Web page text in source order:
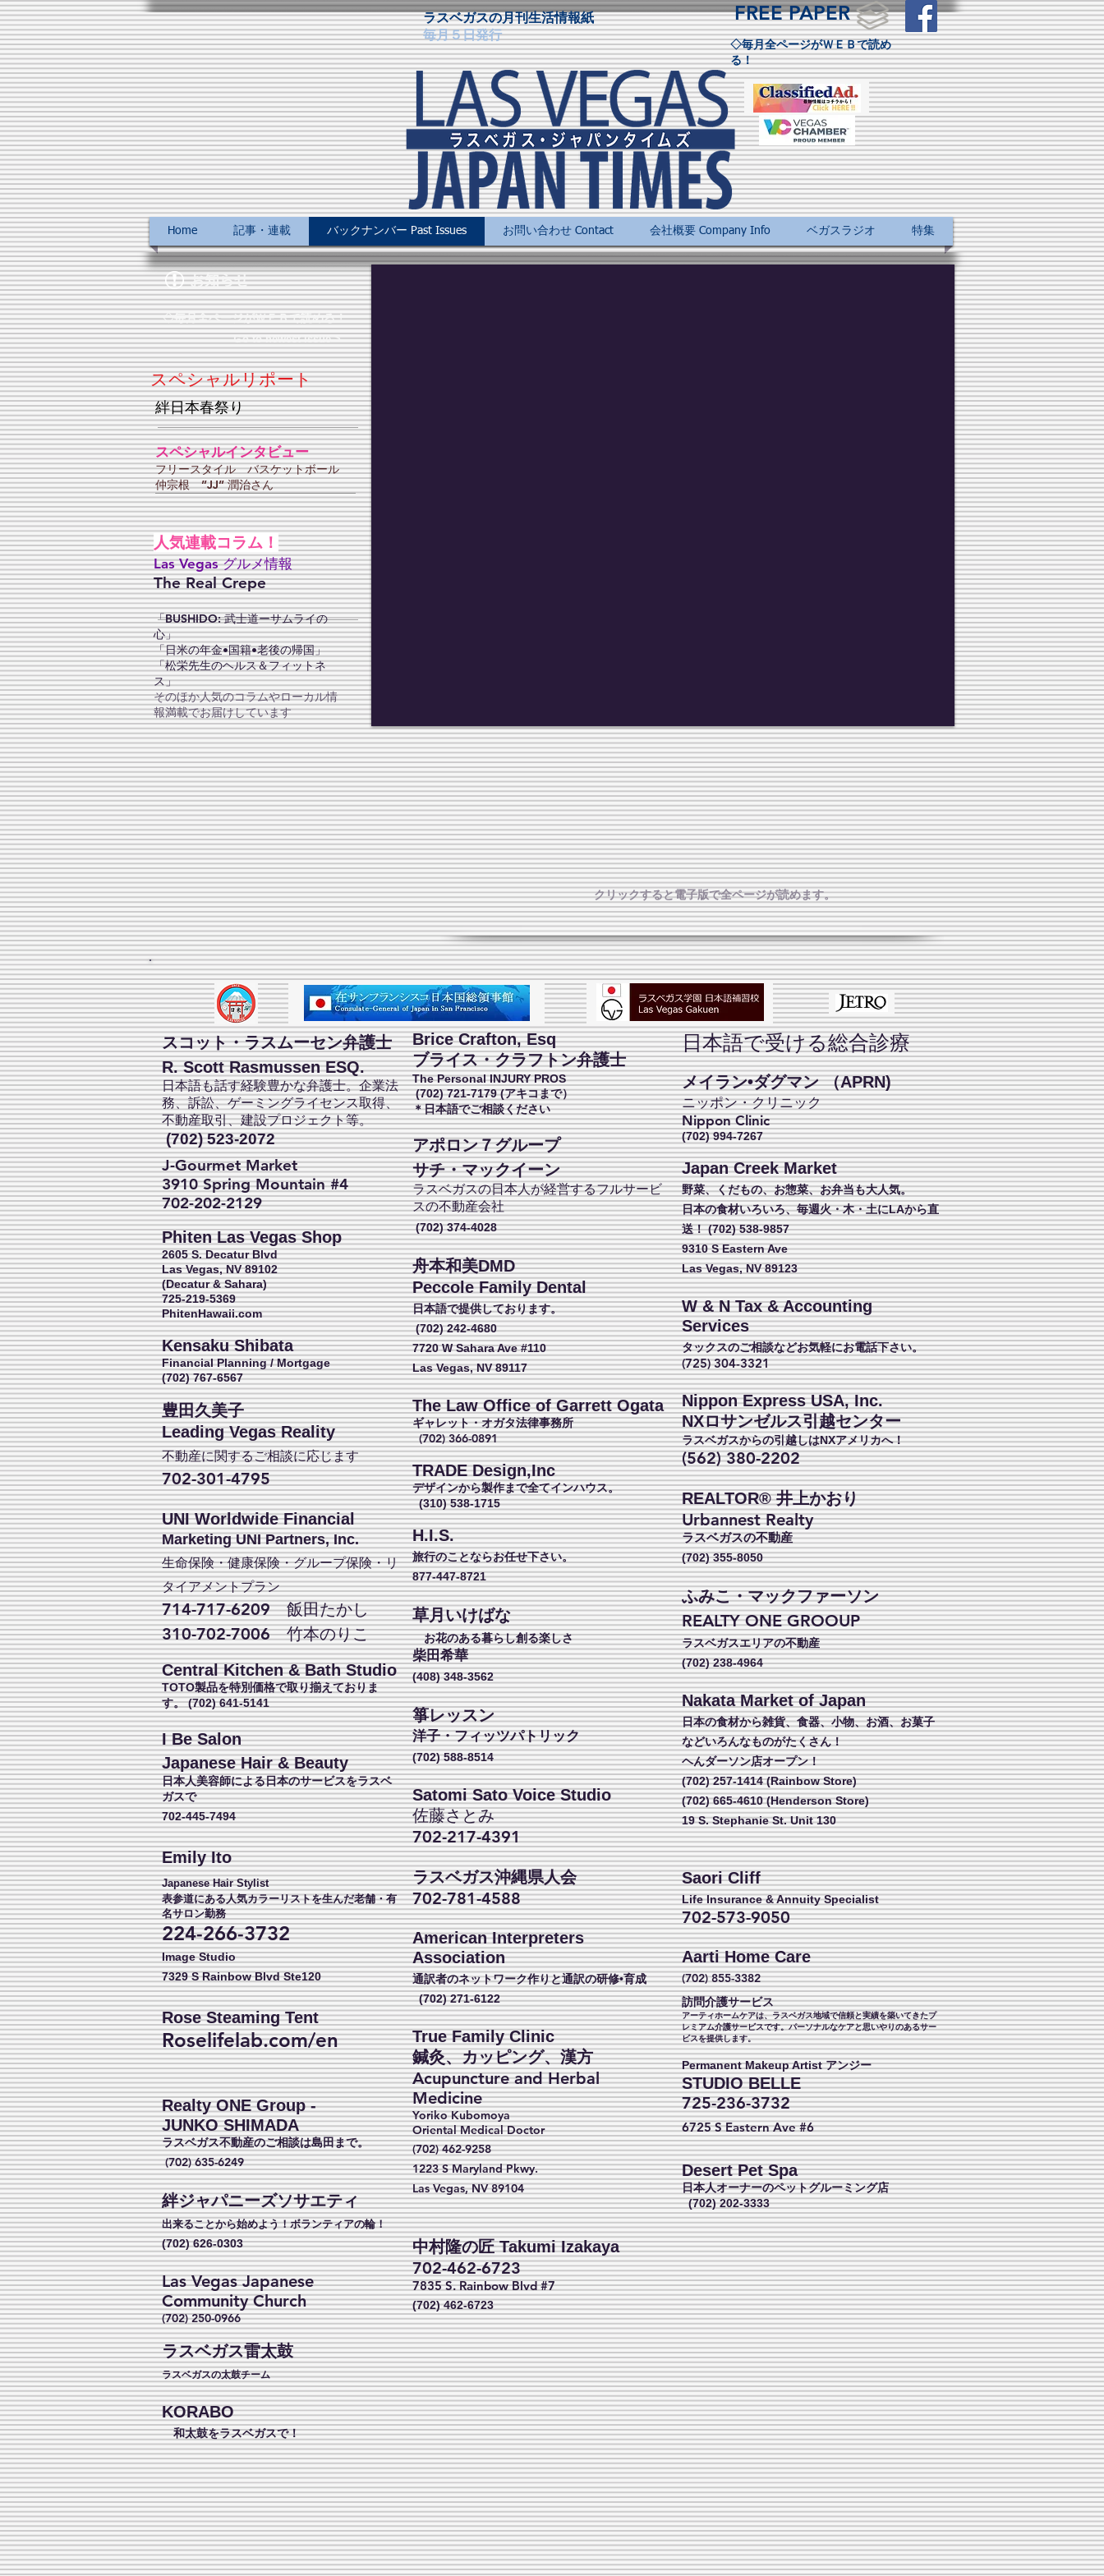
ラスベガスの月刊生活情報紙
毎月５日発行
FREE PAPER
◇毎月全ページがＷＥＢで読め
る！
Home 記事・連載 バックナンバー Past Issues お問い合わせ Contact 会社概要 Company Info ベガスラジオ 特集
◇毎月全ページがＷＥＢで読める！
お知らせ
Ｇo to newest issue >
スペシャルリポート
絆日本春祭り
スペシャルインタビュー
フリースタイル バスケットボール
仲宗根 ”JJ” 潤治さん
人気連載コラム！
Las Vegas グルメ情報
The Real Crepe
「BUSHIDO: 武士道ーサムライの
心」
「日米の年金•国籍•老後の帰国」
「松栄先生のヘルス＆フィットネ
ス」
そのほか人気のコラムやローカル情
報満載でお届けしています
クリックすると電子版で全ページが読めます。
スコット・ラスムーセン弁護士
R. Scott Rasmussen ESQ.
日本語も話す経験豊かな弁護士。企業法
務、訴訟、ゲーミングライセンス取得、
不動産取引、建設プロジェクト等。
(702) 523-2072
J-Gourmet Market
3910 Spring Mountain #4
702-202-2129
Phiten Las Vegas Shop
2605 S. Decatur Blvd
Las Vegas, NV 89102
(Decatur & Sahara)
725-219-5369
PhitenHawaii.com
Kensaku Shibata
Financial Planning / Mortgage
(702) 767-6567
豊田久美子
Leading Vegas Reality
不動産に関するご相談に応じます
702-301-4795
UNI Worldwide Financial
Marketing UNI Partners, Inc.
生命保険・健康保険・グループ保険・リ
タイアメントプラン
714-717-6209 飯田たかし
310-702-7006 竹本のりこ
Central Kitchen & Bath Studio
TOTO製品を特別価格で取り揃えておりま
す。 (702) 641-5141
I Be Salon
Japanese Hair & Beauty
日本人美容師による日本のサービスをラスベ
ガスで
702-445-7494
Emily Ito
Japanese Hair Stylist
表参道にある人気カラーリストを生んだ老舗・有
名サロン勤務
224-266-3732
Image Studio
7329 S Rainbow Blvd Ste120
RoseSteaming Tent
Roselifelab.com/en
Realty ONE Group -
JUNKO SHIMADA
ラスベガス不動産のご相談は島田まで。
(702) 635-6249
絆ジャパニーズソサエティ
出来ることから始めよう！ボランティアの輪！
(702) 626-0303
Las Vegas Japanese
Community Church
(702) 250-0966
ラスベガス雷太鼓
ラスベガスの太鼓チーム
KORABO
和太鼓をラスベガスで！
Brice Crafton, Esq
ブライス・クラフトン弁護士
The Personal INJURY PROS
(702) 721-7179 (アキコまで）
​＊日本語でご相談ください
アポロン７グループ
サチ・マックイーン
ラスベガスの日本人が経営するフルサービ
スの不動産会社
(702) 374-4028
舟本和美DMD
Peccole Family Dental
日本語で提供しております。
(702) 242-4680
7720 W Sahara Ave #110
Las Vegas, NV 89117
The Law Office of Garrett Ogata
ギャレット・オガタ法律事務所
(702) 366-0891
TRADE Design,Inc
デザインから製作まで全てインハウス。
(310) 538-1715
H.I.S.
旅行のことならお任せ下さい。
877-447-8721
草月いけばな
お花のある暮らし創る楽しさ
柴田希華
(408) 348-3562
箏レッスン
洋子・フィッツパトリック
(702) 588-8514
Satomi Sato Voice Studio
佐藤さとみ
702-217-4391
ラスベガス沖縄県人会
702-781-4588
American Interpreters
Association
通訳者のネットワーク作りと通訳の研修•育成
(702) 271-6122
True Family Clinic
​鍼灸、カッピング、漢方
Acupuncture and Herbal
Medicine
Yoriko Kubomoya
Oriental Medical Doctor
(702) 462-9258
1223 S Maryland Pkwy.
Las Vegas, NV 89104
中村隆の匠 Takumi Izakaya
702-462-6723
7835 S. Rainbow Blvd #7
(702) 462-6723​
日本語で受ける総合診療
メイラン•ダグマン （APRN)
ニッポン・クリニック
Nippon Clinic
(702) 994-7267
Japan Creek Market
野菜、くだもの、お惣菜、お弁当も大人気。
日本の食材いろいろ、毎週火・木・土にLAから直
送！ (702) 538-9857
9310 S Eastern Ave
Las Vegas, NV 89123
W& N Tax & Accounting
Services
タックスのご相談などお気軽にお電話下さい。
(725) 304-3321
Nippon Express USA, Inc.
NXロサンゼルス引越センター
ラスベガスからの引越しはNXアメリカへ！
(562) 380-2202
REALTOR® 井上かおり
Urbannest Realty
ラスベガスの不動産
(702) 355-8050
ふみこ・マックファーソン
REALTY ONE GROOUP
ラスベガスエリアの不動産
(702) 238-4964
Nakata Market of Japan
日本の食材から雑貨、食器、小物、お酒、お菓子
などいろんなものがたくさん！
ヘんダーソン店オープン！
(702) 257-1414 (Rainbow Store)
(702) 665-4610 (Henderson Store)
19 S. Stephanie St. Unit 130
Saori Cliff
Life Insurance & Annuity Specialist
702-573-9050
Aarti Home Care
(702) 855-3382
訪問介護サービス
アーティホームケアは、ラスベガス地域で信頼と実績を築いてきたプ
レミアム介護サービスです。パーソナルなケアと思いやりのあるサー
ビスを提供します。
Permanent Makeup Artist アンジー
STUDIO BELLE
725-236-3732
6725 SEasternAve #6
Desert Pet Spa
日本人オーナーのペットグルーミング店
(702) 202-3333